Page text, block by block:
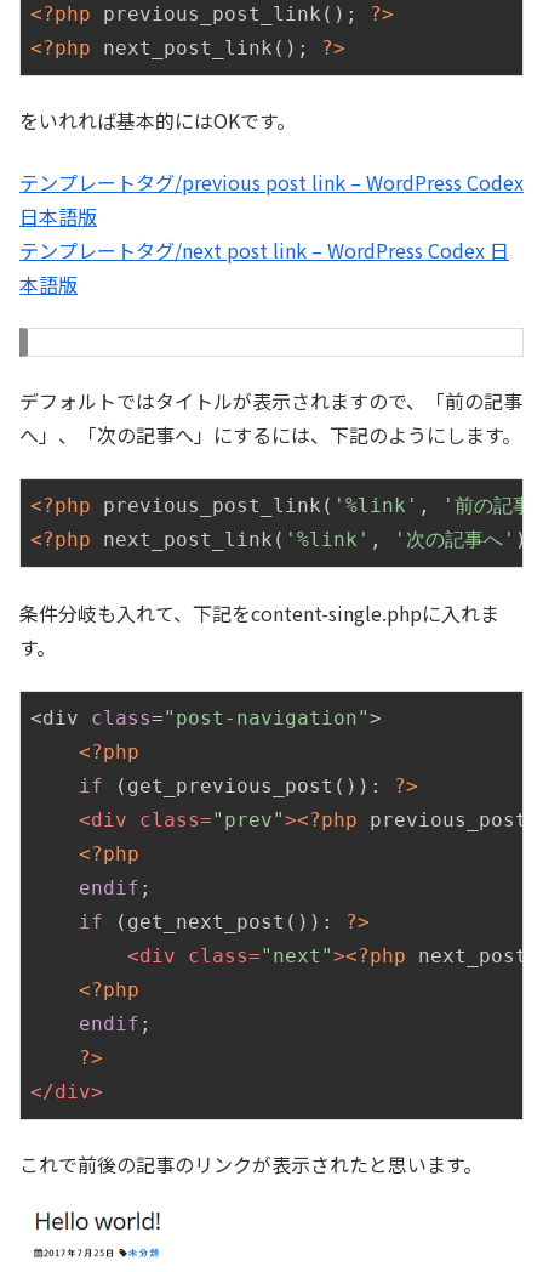
<?php previous_post_link();
?>
<?php next_post_link(); ?>
をいれれば基本的にはOKです。
テンプレートタグ/previous post link – WordPress Codex
日本語版
テンプレートタグ/next post link – WordPress Codex 日
本語版
デフォルトではタイトルが表示されますので、「前の記事
へ」、「次の記事へ」にするには、下記のようにします。
<?php previous_post_link( '%link' ,
'前の記事
<?php next_post_link( '%link' , '次の記事へ'
条件分岐も入れて、下記をcontent-single.phpに入れま
す。
<div class="post-navigation">
<?php
if (get_previous_post()):
?>
<div class="prev"><?php
<?php
endif ;
if (get_next_post()):
?>
<div class="next"><?php
<?php
endif ;
?>
</div>
これで前後の記事のリンクが表示されたと思います。